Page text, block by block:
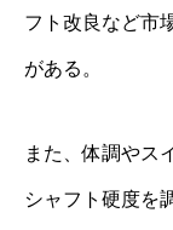
フト改良など市
がある。
また、体調やス
シャフト硬度を